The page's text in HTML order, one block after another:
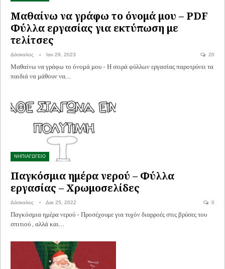
Μαθαίνω να γράφω το όνομά μου – PDF
Φύλλα εργασίας για εκτύπωση με
τελίτσες
Δάσκαλος Ιαν 29, 2023 20
Μαθαίνω να γράφω το όνομά μου - Η σειρά φύλλων εργασίας παροτρύνει τα
παιδιά να μάθουν να…
ΝΗΠΙΑΓΩΓΕΙΟ
Παγκόσμια ημέρα νερού – Φύλλα
εργασίας – Χρωμοσελίδες
Δάσκαλος Δεκ 25, 2022 0
Παγκόσμια ημέρα νερού - Προσέχουμε για τυχόν διαρροές στις βρύσες του
σπιτιού , αλλά και…